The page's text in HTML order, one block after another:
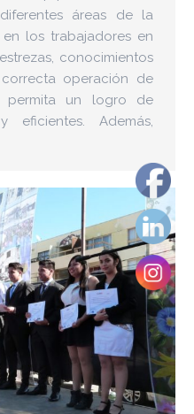
áreas de la
en los trabajadores en
conocimientos
operación de
permita un logro de
eficientes. Además,